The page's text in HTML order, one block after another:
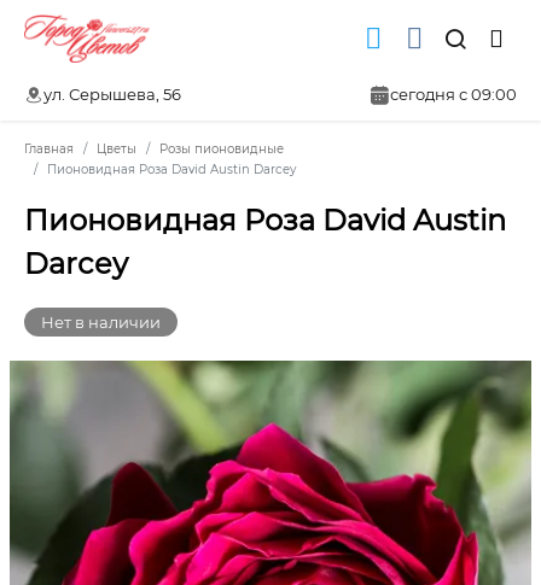
ул. Серышева, 56 сегодня с 09:00
Главная Цветы
Розы пионовидные
Пионовидная Роза David Austin Darcey
Пионовидная Роза David Austin
Darcey
Нет в наличии